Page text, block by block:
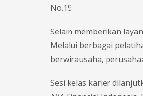
No.19
Selain memberikan
Melalui berbagai
berwirausaha,
Sesi kelas karier